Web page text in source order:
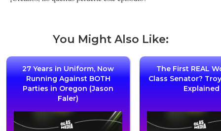
You Might Also Like:
27 Years in Uniform, Now
Running Against BOTH
Parties in Oregon (Jason
Faler)
The First REAL
Class Senator?
Explained